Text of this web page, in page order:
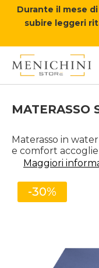
Durante il mese
subire leggeri
MATERASSO
Materasso in
e comfort
Maggiori
-30%